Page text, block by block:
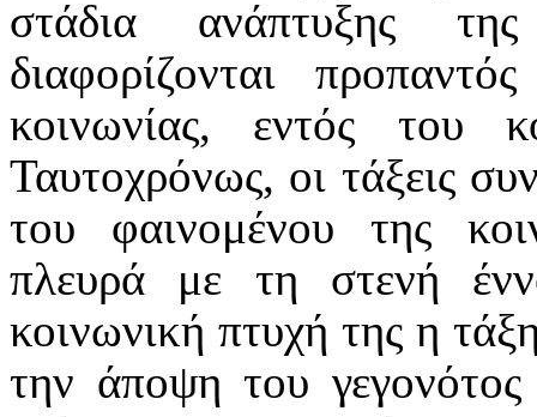
στάδια ανάπτυξης
διαφορίζονται
κοινωνίας, εντός του
Ταυτοχρόνως, οι τάξεις
του φαινομένου της
πλευρά με τη στενή
κοινωνική πτυχή της η
την άποψη του